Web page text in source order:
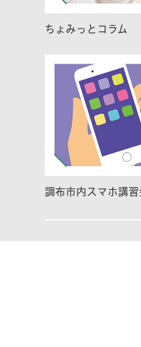
ちょみっとコラム
調布市内スマホ講